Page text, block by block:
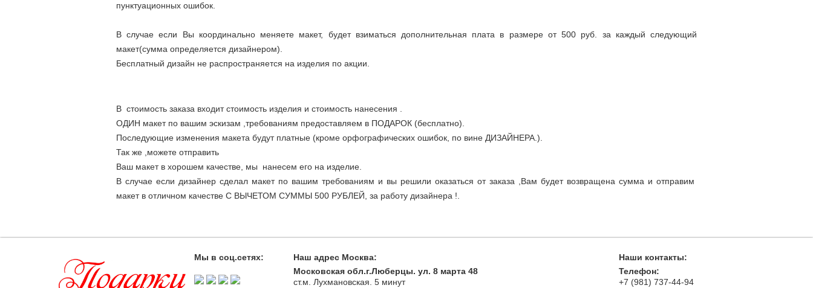
пунктуационных ошибок.
В случае если Вы координально меняете макет, будет взиматься дополнительная плата в размере от 500 руб. за каждый следующий
макет(сумма определяется дизайнером).
Бесплатный дизайн не распространяется на изделия по акции.
В стоимость заказа входит стоимость изделия и стоимость нанесения .
ОДИН макет по вашим эскизам ,требованиям предоставляем в ПОДАРОК (бесплатно).
Последующие изменения макета будут платные (кроме орфографических ошибок, по вине ДИЗАЙНЕРА.).
Так же ,можете отправить
Ваш макет в хорошем качестве, мы нанесем его на изделие.
В случае если дизайнер сделал макет по вашим требованиям и вы решили оказаться от заказа ,Вам будет возвращена сумма и отправим
макет в отличном качестве С ВЫЧЕТОМ СУММЫ 500 РУБЛЕЙ, за работу дизайнера !.
Мы в соц.сетях:
Наш адрес Москва:
Московская обл.г.Люберцы. ул. 8 марта 48
ст.м. Лухмановская. 5 минут
Наши контакты:
Телефон:
+7 (981) 737-44-94